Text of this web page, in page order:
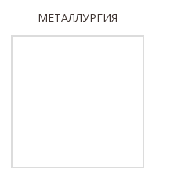
МЕТАЛЛУРГИЯ